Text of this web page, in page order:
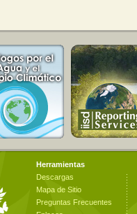
Herramientas
Descargas
Mapa de Sitio
Preguntas Frecuentes